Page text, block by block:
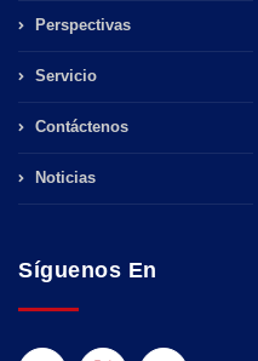
Perspectivas
Servicio
Contáctenos
Noticias
Síguenos En